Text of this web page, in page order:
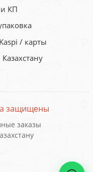
КП
/ карты
защищены
заказы